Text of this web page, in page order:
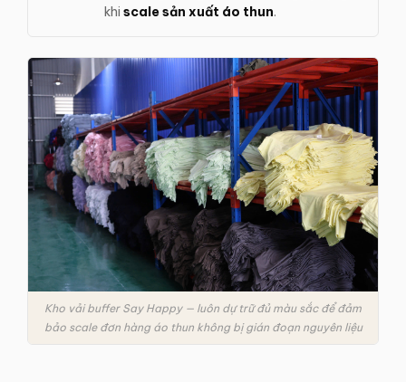
khi scale sản xuất áo thun.
Kho vải buffer Say Happy — luôn dự trữ đủ màu sắc để đảm
bảo scale đơn hàng áo thun không bị gián đoạn nguyên liệu